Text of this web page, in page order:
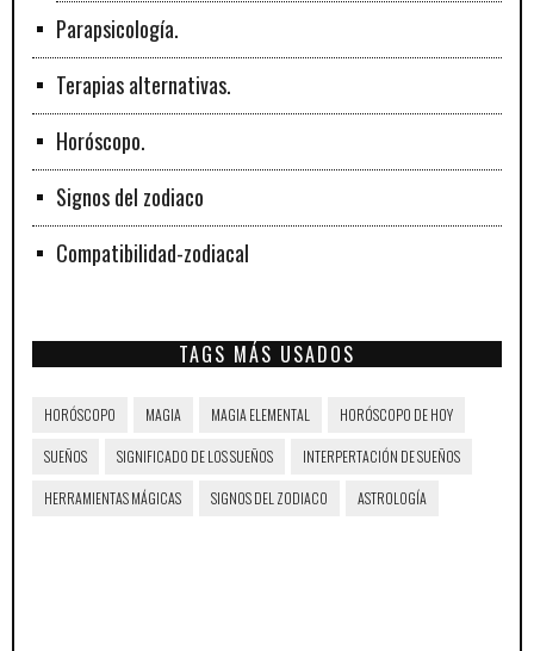
Parapsicología.
Terapias alternativas.
Horóscopo.
Signos del zodiaco
Compatibilidad-zodiacal
TAGS MÁS USADOS
HORÓSCOPO MAGIA MAGIA ELEMENTAL HORÓSCOPO DE HOY
SUEÑOS SIGNIFICADO DE LOS SUEÑOS INTERPERTACIÓN DE SUEÑOS
HERRAMIENTAS MÁGICAS SIGNOS DEL ZODIACO ASTROLOGÍA